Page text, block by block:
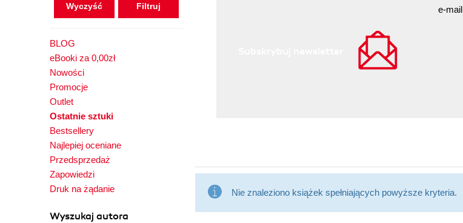
Wyczyść
BLOG
eBooki za 0,00zł
Nowości
Promocje
Outlet
Ostatnie sztuki
Bestsellery
Najlepiej oceniane
Przedsprzedaż
Zapowiedzi
Druk na żądanie
Wyszukaj autora
e-mail
Nie znaleziono książek spełniających powyższe kryteria.